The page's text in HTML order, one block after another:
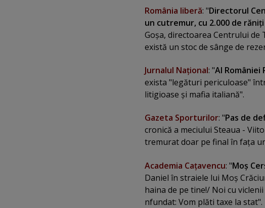
România liberă: "Directorul
un cutremur, cu 2.000 de
Goşa, directoarea Centrului de
există un stoc de sânge de
Jurnalul Naţional: "Al României
exista "legături periculoase"
litigioase şi mafia italiană".
Gazeta Sporturilor: "Pas de
cronică a meciului Steaua -
tremurat doar pe final în faţa
Academia Caţavencu: "Moş
Daniel în straiele lui Moş
haina de pe tine!/ Noi cu
nfundat: Vom plăti taxe la stat".